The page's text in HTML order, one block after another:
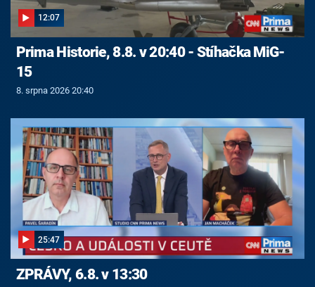
12:07
Prima Historie, 8.8. v 20:40 - Stíhačka MiG-
15
8. srpna 2026 20:40
25:47
ZPRÁVY, 6.8. v 13:30